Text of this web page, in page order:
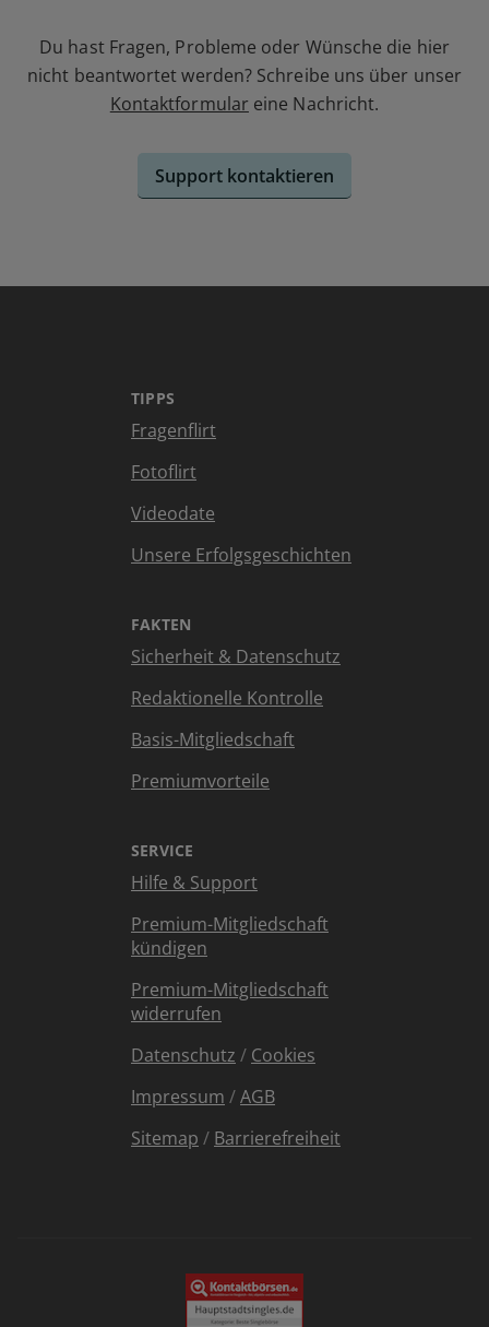
Du hast Fragen, Probleme oder Wünsche die hier
nicht beantwortet werden? Schreibe uns über unser
Kontaktformular eine Nachricht.
Support kontaktieren
TIPPS
Fragenflirt
Fotoflirt
Videodate
Unsere Erfolgsgeschichten
FAKTEN
Sicherheit & Datenschutz
Redaktionelle Kontrolle
Basis-Mitgliedschaft
Premiumvorteile
SERVICE
Hilfe & Support
Premium-Mitgliedschaft
kündigen
Premium-Mitgliedschaft
widerrufen
Datenschutz / Cookies
Impressum /AGB
Sitemap / Barrierefreiheit